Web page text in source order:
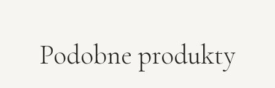
Podobne produkty